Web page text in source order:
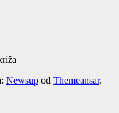
Newsup od Themeansar.